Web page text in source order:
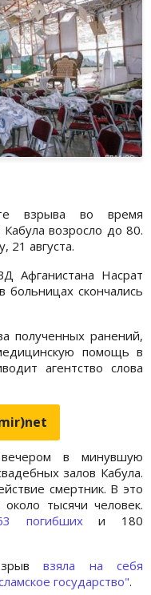
взрыва во время
возросло до 80.
21 августа.
Афганистана Насрат
скончались
полученных ранений,
помощь в
агентство слова
в минувшую
залов Кабула.
смертник. В это
тысячи человек.
погибших и 180
взяла на себя
государство".